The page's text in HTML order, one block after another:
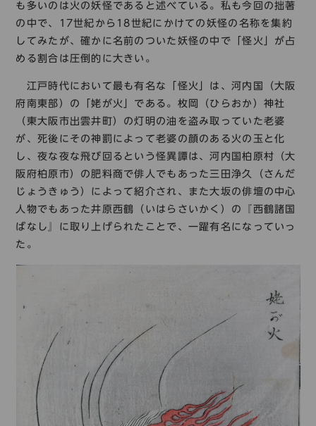
も多いのは火の妖怪であると述べている。私も今回の拙著
の中で、17世紀から18世紀にかけての妖怪の名称を集約
してみたが、確かに名前のついた妖怪の中で「怪火」が占
める割合は圧倒的に大きい。
江戸時代において最も有名な「怪火」は、河内国（大阪
府南東部）の「姥が火」である。枚岡（ひらおか）神社
（東大阪市出雲井町）の灯明の油を盗み取っていた老婆
が、死後にその神罰によって老婆の顔のある火の玉と化
し、夜な夜な飛び回るという怪異譚は、河内国柏原村（大
阪府柏原市）の肥料商で俳人でもあった三田浄久（さんだ
じょうきゅう）によって紹介され、また大坂の俳壇の中心
人物でもあった井原西鶴（いはらさいかく）の『西鶴諸国
ばなし』に取り上げられたことで、一躍有名になっていっ
た。